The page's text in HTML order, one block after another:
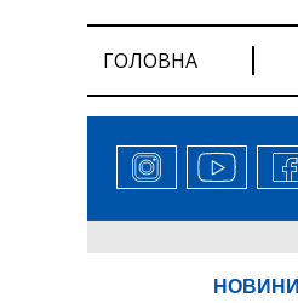
ГОЛОВНА
НОВИНИ